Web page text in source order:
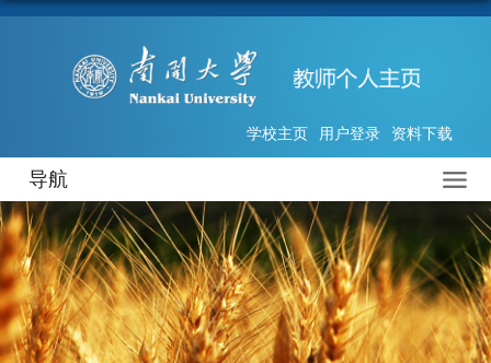
学校主页 用户登录 资料下载
导航